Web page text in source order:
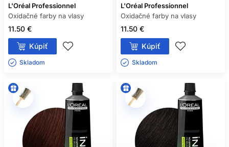
L'Oréal Professionnel
Oxidačné farby na vlasy
11.50 €
Kúpiť
Skladom ㅤ
L'Oréal Professionnel
Oxidačné farby na vlasy
11.50 €
Kúpiť
Skladom ㅤ